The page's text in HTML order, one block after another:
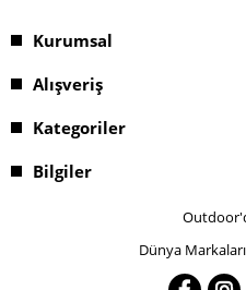
Kurumsal
Alışveriş
Kategoriler
Bilgiler
Dünya